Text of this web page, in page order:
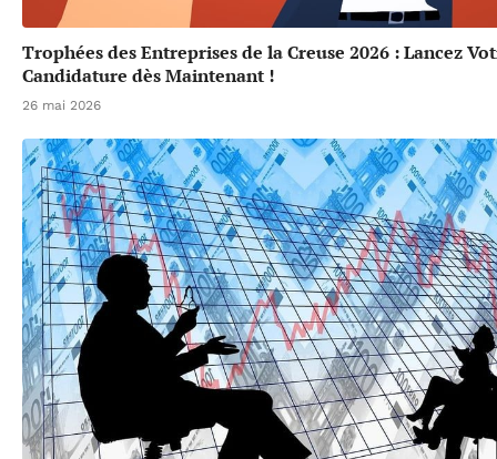
Trophées des Entreprises de la Creuse 2026 : Lancez
Candidature dès Maintenant !
26 mai 2026